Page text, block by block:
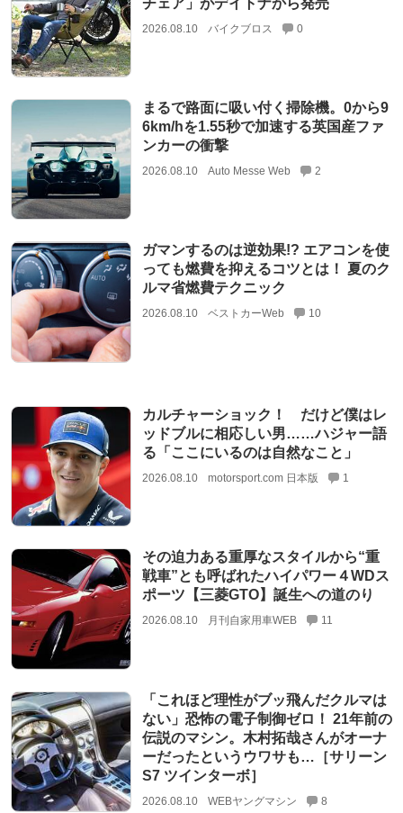
2026.08.10 バイクブロス 0
まるで路面に吸い付く掃除機。0から9
6km/hを1.55秒で加速する英国産ファ
ンカーの衝撃
2026.08.10 Auto Messe Web 2
ガマンするのは逆効果!? エアコンを使
っても燃費を抑えるコツとは！ 夏のク
ルマ省燃費テクニック
2026.08.10 ベストカーWeb 10
カルチャーショック！ だけど僕はレ
ッドブルに相応しい男……ハジャー語
る「ここにいるのは自然なこと」
2026.08.10 motorsport.com 日本版 1
その迫力ある重厚なスタイルから“重
戦車”とも呼ばれたハイパワー４WDス
ポーツ【三菱GTO】誕生への道のり
2026.08.10 月刊自家用車WEB 11
「これほど理性がブッ飛んだクルマは
ない」恐怖の電子制御ゼロ！ 21年前の
伝説のマシン。木村拓哉さんがオーナ
ーだったというウワサも…［サリーン
S7 ツインターボ］
2026.08.10 WEBヤングマシン 8